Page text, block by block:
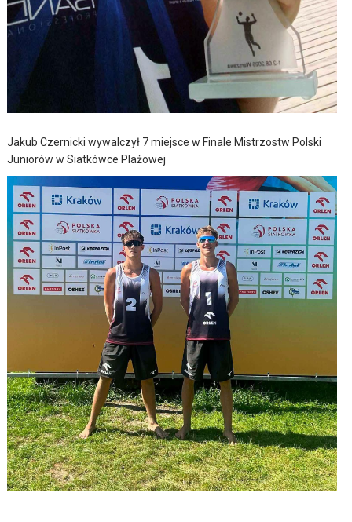
Jakub Czernicki wywalczył 7 miejsce w Finale Mistrzostw Polski
Juniorów w Siatkówce Plażowej